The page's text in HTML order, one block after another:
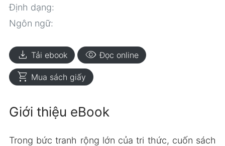
Định dạng:
Ngôn ngữ:
download Tải ebook visibility Đọc online
shopping_cart Mua sách giấy
Giới thiệu eBook
Trong bức tranh rộng lớn của tri thức, cuốn sách